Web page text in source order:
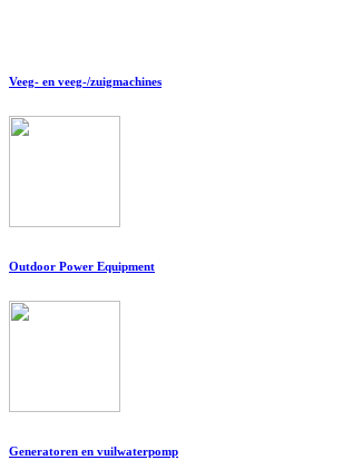
Veeg- en veeg-/zuigmachines
Outdoor Power Equipment
Generatoren en vuilwaterpomp